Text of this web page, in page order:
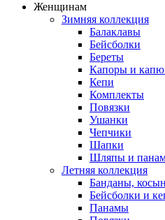
Женщинам
Зимняя коллекция
Балаклавы
Бейсболки
Береты
Капоры и
Кепи
Комплекты
Повязки
Ушанки
Чепчики
Шапки
Шляпы и
Летняя коллекция
Банданы,
Бейсболки и
Панамы